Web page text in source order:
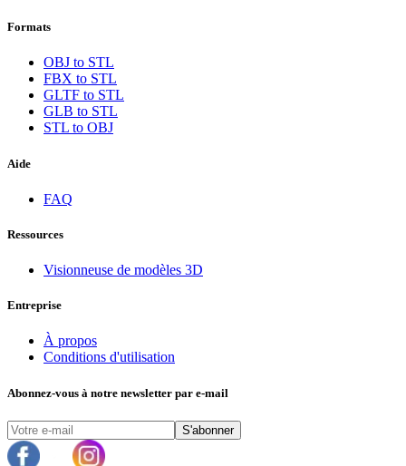
Formats
OBJ to STL
FBX to STL
GLTF to STL
GLB to STL
STL to OBJ
Aide
FAQ
Ressources
Visionneuse de modèles 3D
Entreprise
À propos
Conditions d'utilisation
Abonnez-vous à notre newsletter par e-mail
S'abonner